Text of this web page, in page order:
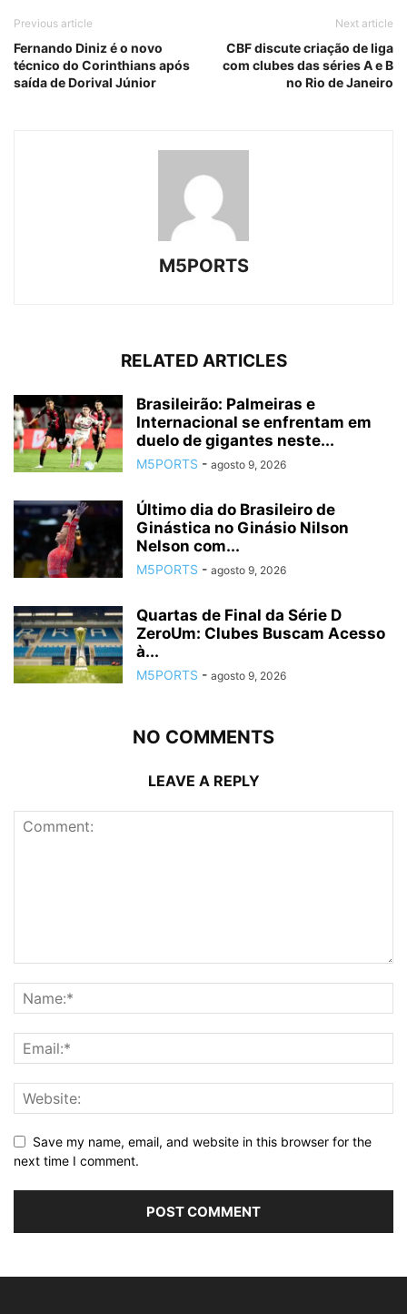
Previous article
Fernando Diniz é o novo
técnico do Corinthians após
saída de Dorival Júnior
Next article
CBF discute criação de liga
com clubes das séries A e B
no Rio de Janeiro
M5PORTS
RELATED ARTICLES
Brasileirão: Palmeiras e
Internacional se enfrentam em
duelo de gigantes neste...
M5PORTS - agosto 9, 2026
Último dia do Brasileiro de
Ginástica no Ginásio Nilson
Nelson com...
M5PORTS - agosto 9, 2026
Quartas de Final da Série D
ZeroUm: Clubes Buscam Acesso
à...
M5PORTS - agosto 9, 2026
NO COMMENTS
LEAVE A REPLY
Save my name, email, and website in this browser for the
next time I comment.